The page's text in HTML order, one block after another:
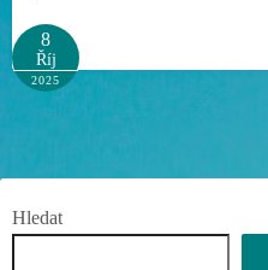
8
Říj
2025
Hledat